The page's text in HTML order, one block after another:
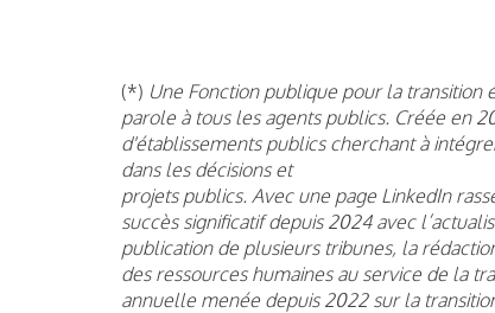
(*) Une Fonction publique pour la transition
parole à tous les agents publics. Créée en
d'établissements publics cherchant à
dans les décisions et
projets publics. Avec une page LinkedIn
succès significatif depuis 2024 avec
publication de plusieurs tribunes, la
des ressources humaines au service de la
annuelle menée depuis 2022 sur la